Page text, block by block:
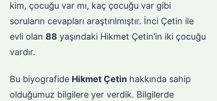
kim, çocuğu var mı, kaç çocuğu var gibi
soruların cevapları araştırılmıştır. İnci Çetin ile
evli olan 88 yaşındaki Hikmet Çetin’in iki çocuğu
vardır.
Bu biyografide Hikmet Çetin hakkında sahip
olduğumuz bilgilere yer verdik. Bilgilerde